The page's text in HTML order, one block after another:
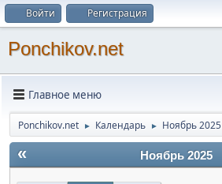
Войти Регистрация
Ponchikov.net
Главное меню
Ponchikov.net ► Календарь ► Ноябрь 2025
« Ноябрь 2025